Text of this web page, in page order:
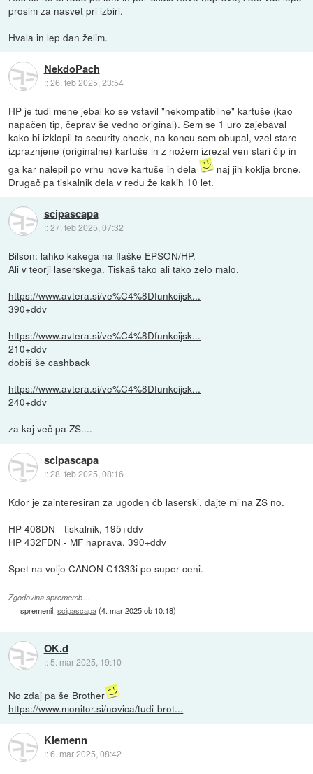
prosim za nasvet pri izbiri.
Hvala in lep dan želim.
NekdoPach
::26. feb 2025, 23:54
HP je tudi mene jebal ko se vstavil "nekompatibilne" kartuše (kao
napačen tip, čeprav še vedno original). Sem se 1 uro zajebaval
kako bi izklopil ta security check, na koncu sem obupal, vzel stare
izpraznjene (originalne) kartuše in z nožem izrezal ven stari čip in
ga kar nalepil po vrhu nove kartuše in dela
naj jih koklja brcne.
Drugač pa tiskalnik dela v redu že kakih 10 let.
scipascapa
::27. feb 2025, 07:32
Bilson: lahko kakega na flaške EPSON/HP.
Ali v teorji laserskega. Tiskaš tako ali tako zelo malo.
https://www.avtera.si/ve%C4%8Dfunkcijsk...
390+ddv
https://www.avtera.si/ve%C4%8Dfunkcijsk...
210+ddv
dobiš še cashback
https://www.avtera.si/ve%C4%8Dfunkcijsk...
240+ddv
za kaj več pa ZS....
scipascapa
::28. feb 2025, 08:16
Kdor je zainteresiran za ugoden čb laserski, dajte mi na ZS no.
HP 408DN - tiskalnik, 195+ddv
HP 432FDN - MF naprava, 390+ddv
Spet na voljo CANON C1333i po super ceni.
Zgodovina sprememb…
spremenil:scipascapa(4. mar 2025 ob 10:18)
OK.d
:: 5. mar 2025, 19:10
No zdaj pa še Brother
https://www.monitor.si/novica/tudi-brot...
Klemenn
::6. mar 2025, 08:42